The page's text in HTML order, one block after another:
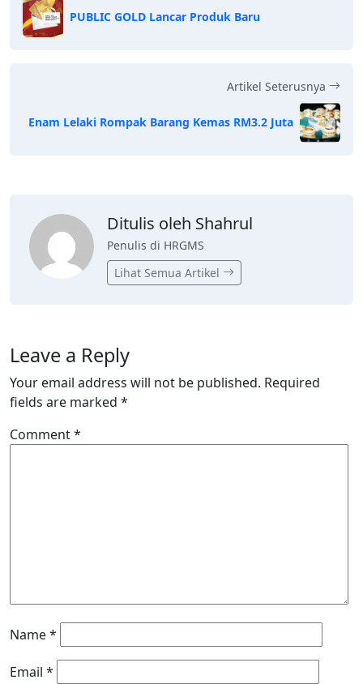
PUBLIC GOLD Lancar Produk Baru
Artikel Seterusnya
Enam Lelaki Rompak Barang Kemas RM3.2 Juta
Ditulis oleh Shahrul
Penulis di HRGMS
Lihat Semua Artikel
Leave a Reply
Your email address will not be published. Required
fields are marked *
Comment*
Name*
Email *